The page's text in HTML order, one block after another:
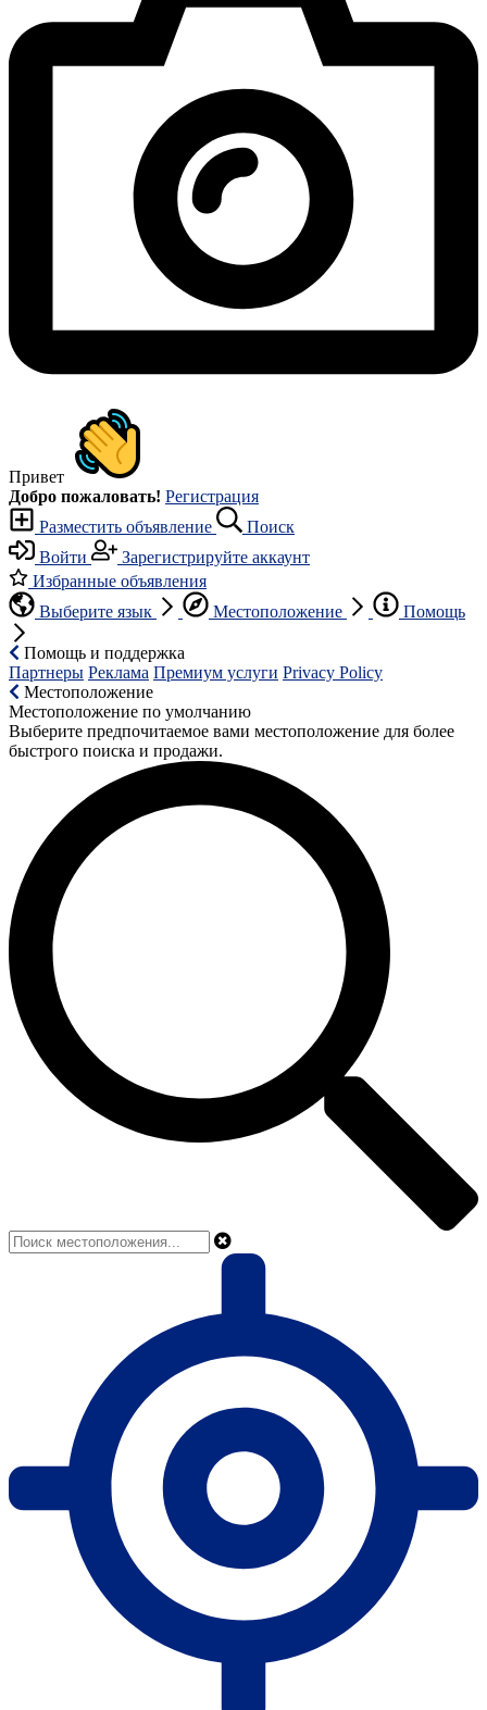
Привет
Добро пожаловать! Регистрация
Разместить объявление
Поиск
Войти
Зарегистрируйте аккаунт
Избранные объявления
Выберите язык
Местоположение Помощь
Помощь и поддержка
Партнеры Реклама Премиум услуги Privacy Policy
Местоположение
Местоположение по умолчанию
Выберите предпочитаемое вами местоположение для более
быстрого поиска и продажи.